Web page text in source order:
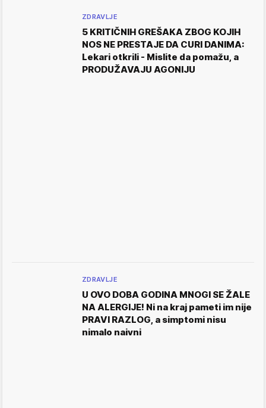
ZDRAVLJE
5 KRITIČNIH GREŠAKA ZBOG KOJIH
NOS NE PRESTAJE DA CURI DANIMA:
Lekari otkrili - Mislite da pomažu, a
PRODUŽAVAJU AGONIJU
ZDRAVLJE
U OVO DOBA GODINA MNOGI SE ŽALE
NA ALERGIJE! Ni na kraj pameti im nije
PRAVI RAZLOG, a simptomi nisu
nimalo naivni